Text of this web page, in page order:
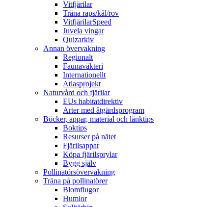
Vitfjärilar
Träna raps/kål/rov
VitfjärilarSpeed
Juvela vingar
Quizarkiv
Annan övervakning
Regionalt
Faunaväkteri
Internationellt
Atlasprojekt
Naturvård och fjärilar
EUs habitatdirektiv
Arter med åtgärdsprogram
Böcker, appar, material och länktips
Boktips
Resurser på nätet
Fjärilsappar
Köpa fjärilsprylar
Bygg själv
Pollinatörsövervakning
Träna på pollinatörer
Blomflugor
Humlor